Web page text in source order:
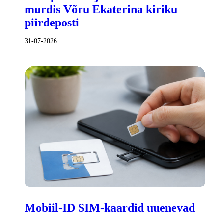
murdis Võru Ekaterina kiriku
piirdeposti
31-07-2026
Mobiil-ID SIM-kaardid uuenevad